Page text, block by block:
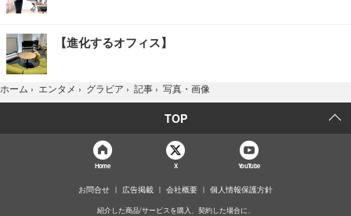
【進化するオフィス】
ホーム › エンタメ › グラビア › 記事 › 写真・画像
TOP
Home X YouTube
お問合せ 広告掲載 会社概要 個人情報保護方針
紹介した商品/サービスを購入、契約した場合に、